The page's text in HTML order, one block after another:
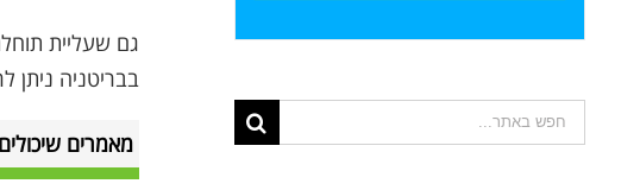
גם שעליית
בבריטניה ניתן לראות כי בעוד 20 שנה (2033)
מאמרים
תוצאות
החיפוש